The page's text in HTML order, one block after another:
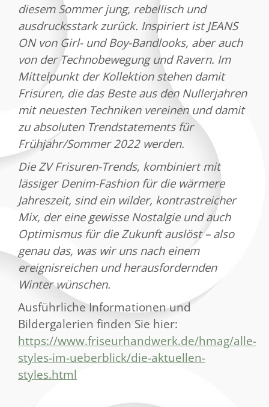
diesem Sommer jung, rebellisch und
ausdrucksstark zurück. Inspiriert ist JEANS
ON von Girl- und Boy-Bandlooks, aber auch
von der Technobewegung und Ravern. Im
Mittelpunkt der Kollektion stehen damit
Frisuren, die das Beste aus den Nullerjahren
mit neuesten Techniken vereinen und damit
zu absoluten Trendstatements für
Frühjahr/Sommer 2022 werden.
Die ZV Frisuren-Trends, kombiniert mit
lässiger Denim-Fashion für die wärmere
Jahreszeit, sind ein wilder, kontrastreicher
Mix, der eine gewisse Nostalgie und auch
Optimismus für die Zukunft auslöst – also
genau das, was wir uns nach einem
ereignisreichen und herausfordernden
Winter wünschen.
Ausführliche Informationen und
Bildergalerien finden Sie hier:
https://www.friseurhandwerk.de/hmag/alle-
styles-im-ueberblick/die-aktuellen-
styles.html